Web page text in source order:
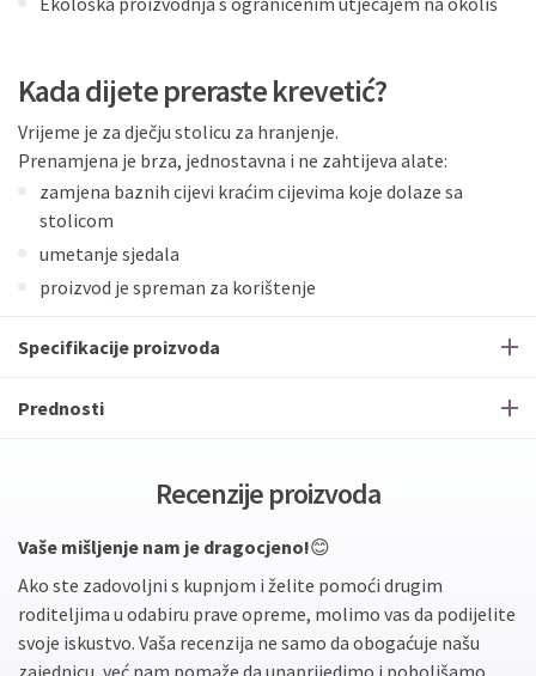
Kada dijete preraste krevetić?
Vrijeme je za dječju stolicu za hranjenje.
Prenamjena je brza, jednostavna i ne zahtijeva alate:
zamjena baznih cijevi kraćim cijevima koje dolaze sa
stolicom
umetanje sjedala
proizvod je spreman za korištenje
Specifikacije proizvoda
Prednosti
Recenzije proizvoda
Vaše mišljenje nam je dragocjeno!😊
Ako ste zadovoljni s kupnjom i želite pomoći drugim
roditeljima u odabiru prave opreme, molimo vas da podijelite
svoje iskustvo. Vaša recenzija ne samo da obogaćuje našu
zajednicu, već nam pomaže da unaprijedimo i poboljšamo